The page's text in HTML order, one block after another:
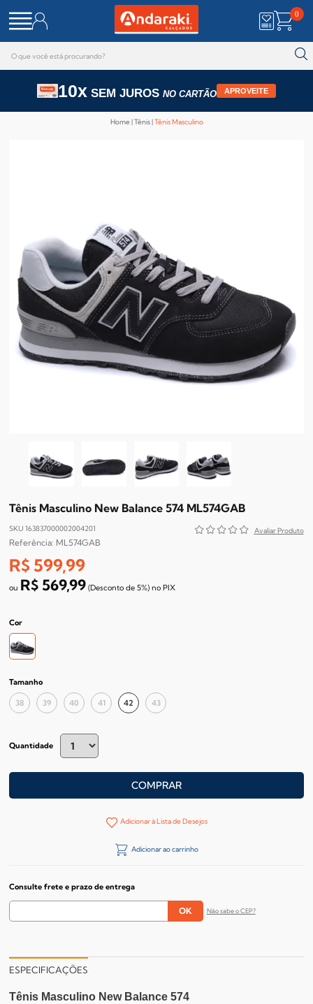
0
10x SEM JUROS NO CARTÃO APROVEITE
Home Tênis Tênis Masculino
Tênis Masculino New Balance 574 ML574GAB
SKU 163837000002004201
ML574GAB
R$ 599,99
R$ 569,99 (Desconto de 5%) no PIX
Cor
Tamanho
38 39 40 41 42 43
Quantidade
COMPRAR
Adicionar à Lista de Desejos
Adicionar ao carrinho
Consulte frete e prazo de entrega
Não sabe o CEP?
ESPECIFICAÇÕES
Tênis Masculino New Balance 574